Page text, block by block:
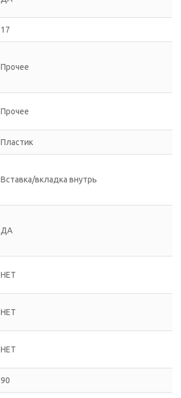
17
Прочее
Прочее
Пластик
Вставка/вкладка внутрь
ДА
НЕТ
НЕТ
НЕТ
90